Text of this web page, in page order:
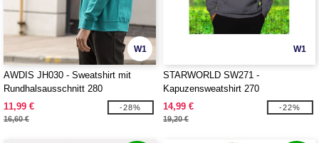
W1
AWDIS JH030 - Sweatshirt mit
Rundhalsausschnitt 280
11,99 €
16,60 €
-28%
W1
STARWORLD SW271 -
Kapuzensweatshirt 270
14,99 €
19,20 €
-22%